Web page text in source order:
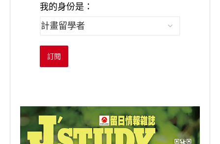
我的身份是：
訂閱